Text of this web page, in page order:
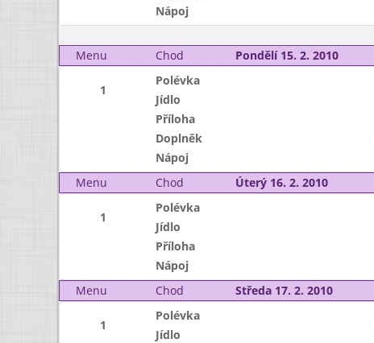
Nápoj
Menu
Chod Pondělí 15. 2. 2010
1
Polévka
Jídlo
Příloha
Doplněk
Nápoj
Menu
Chod Úterý 16. 2. 2010
1
Polévka
Jídlo
Příloha
Nápoj
Menu
Chod Středa 17. 2. 2010
1
Polévka
Jídlo